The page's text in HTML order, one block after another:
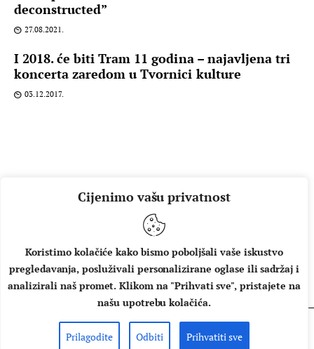
Cijenimo vašu privatnost
Koristimo kolačiće kako bismo poboljšali vaše iskustvo
pregledavanja, posluživali personalizirane oglase ili sadržaj i
analizirali naš promet. Klikom na "Prihvati sve", pristajete na
našu upotrebu kolačića.
Prilagodite Odbiti Prihvatiti sve
deconstructed”
27.08.2021.
I 2018. će biti Tram 11 godina – najavljena tri
koncerta zaredom u Tvornici kulture
03.12.2017.
O NAMA IMPRESSUM UVJETI KORIŠTENJA
Copyright © 2026 Music Box - All rights reserved.